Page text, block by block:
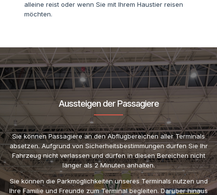
alleine reist oder wenn Sie mit Ihrem Haustier reisen
möchten.
Aussteigen der Passagiere
Sie können Passagiere an den Abflugbereichen aller Terminals
absetzen. Aufgrund von Sicherheitsbestimmungen dürfen Sie Ihr
Fahrzeug nicht verlassen und dürfen in diesen Bereichen nicht
länger als 2 Minuten anhalten.
Sie können die Parkmöglichkeiten unseres Terminals nutzen und
Ihre Familie und Freunde zum Terminal begleiten. Darüber hinaus